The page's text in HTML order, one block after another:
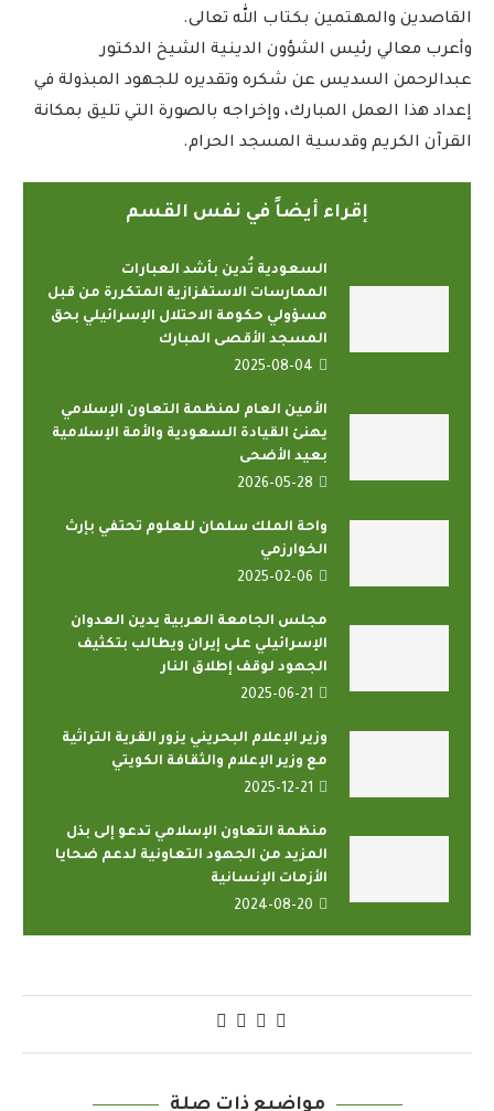
القاصدين والمهتمين بكتاب الله تعالى.
وأعرب معالي رئيس الشؤون الدينية الشيخ الدكتور
عبدالرحمن السديس عن شكره وتقديره للجهود المبذولة في
إعداد هذا العمل المبارك، وإخراجه بالصورة التي تليق بمكانة
القرآن الكريم وقدسية المسجد الحرام.
إقراء أيضاً في نفس القسم
السعودية تُدين بأشد العبارات
الممارسات الاستفزازية المتكررة من قبل
مسؤولي حكومة الاحتلال الإسرائيلي بحق
المسجد الأقصى المبارك
2025-08-04
الأمين العام لمنظمة التعاون الإسلامي
يهنئ القيادة السعودية والأمة الإسلامية
بعيد الأضحى
2026-05-28
واحة الملك سلمان للعلوم تحتفي بإرث
الخوارزمي
2025-02-06
مجلس الجامعة العربية يدين العدوان
الإسرائيلي على إيران ويطالب بتكثيف
الجهود لوقف إطلاق النار
2025-06-21
وزير الإعلام البحريني يزور القرية التراثية
مع وزير الإعلام والثقافة الكويتي
2025-12-21
منظمة التعاون الإسلامي تدعو إلى بذل
المزيد من الجهود التعاونية لدعم ضحايا
الأزمات الإنسانية
2024-08-20
مواضيع ذات صلة